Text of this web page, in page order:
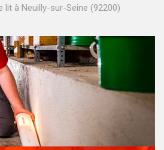
lit à Neuilly-sur-Seine (92200)